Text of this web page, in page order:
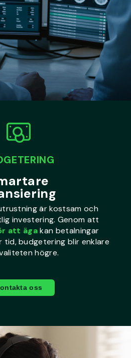
är kostsam och
investering. Genom att
att ägakan betalningar
tid, budgetering blir enklare
högre.
oss